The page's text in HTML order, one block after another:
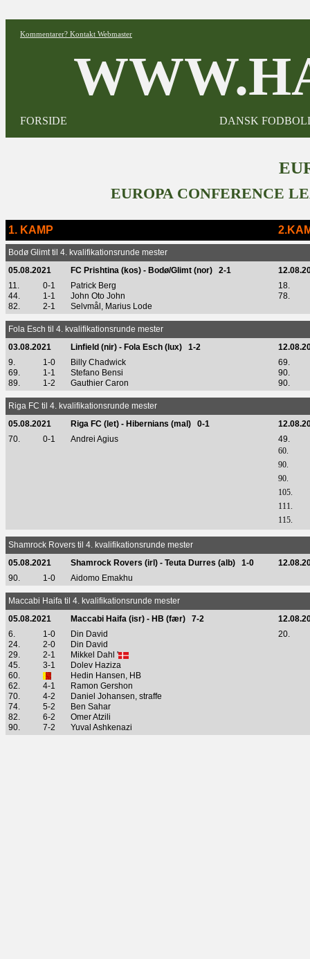
Kommentarer? Kontakt Webmaster
FORSIDE DANSK
EUROPA CONFERENCE
1. KAMP
Bodø Glimt til 4. kvalifikationsrunde mester
05.08.2021
FC Prishtina (kos) - Bodø/Glimt (nor) 2-1
11.
0-1 Patrick Berg
18.
44.
1-1 John Oto John
78.
82.
2-1 Selvmål, Marius Lode
Fola Esch til 4. kvalifikationsrunde mester
03.08.2021
Linfield (nir) - Fola Esch (lux) 1-2
9.
1-0 Billy Chadwick
69.
69.
1-1 Stefano Bensi
90.
89.
1-2 Gauthier Caron 90.
Riga FC til 4. kvalifikationsrunde mester
05.08.2021
Riga FC (let) - Hibernians (mal) 0-1
70.
0-1 Andrei Agius
49.
60.
90.
90.
105.
111.
115.
Shamrock Rovers til 4. kvalifikationsrunde mester
05.08.2021
Shamrock Rovers (irl) - Teuta Durres (alb) 1-0
90.
1-0 Aidomo Emakhu
Maccabi Haifa til 4. kvalifikationsrunde mester
05.08.2021
Maccabi Haifa (isr) - HB (fær) 7-2
6.
1-0 Din David
20.
24.
2-0
Din David
29.
2-1
Mikkel Dahl '
45.
3-1
Dolev Haziza
60.
Hedin Hansen, HB
62.
4-1
Ramon Gershon
70.
4-2
Daniel Johansen, straffe
74.
5-2
Ben Sahar
82.
6-2
Omer Atzili
90.
7-2 Yuval Ashkenazi